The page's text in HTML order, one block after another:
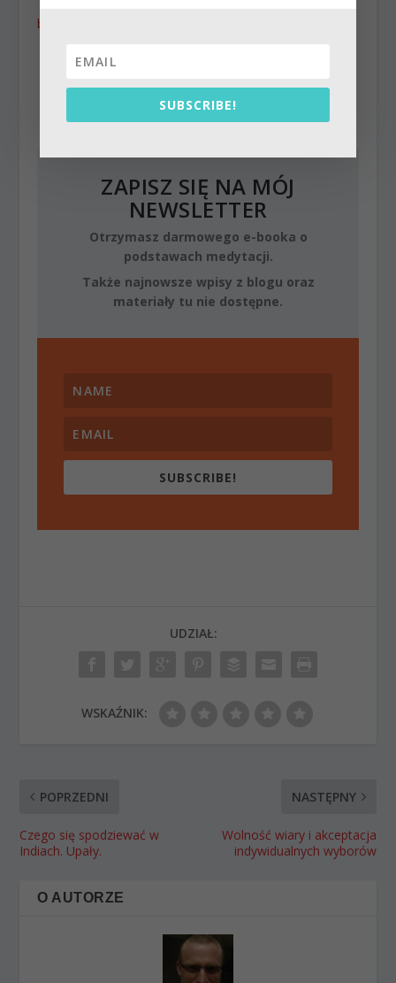
bhakti
ZAPISZ SIĘ NA MÓJ
NEWSLETTER
Otrzymasz darmowego e-booka o
podstawach medytacji.
Także najnowsze wpisy z blogu oraz
materiały tu nie dostępne.
SUBSCRIBE!
UDZIAŁ:
WSKAŹNIK:
POPRZEDNI
Czego się spodziewać w
Indiach. Upały.
NASTĘPNY
Wolność wiary i akceptacja
indywidualnych wyborów
O AUTORZE
SUBSCRIBE!